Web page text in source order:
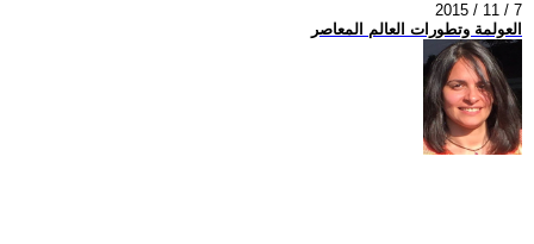
2015 / 11 / 7
العولمة وتطورات العالم المعاصر